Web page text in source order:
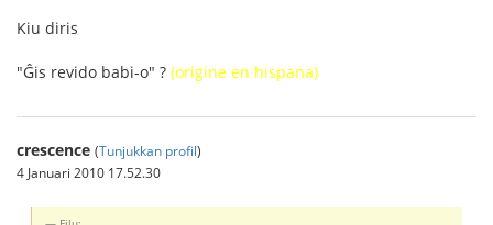
Kiu diris
"Ĝis revido babi-o" ? (origine en hispana)
crescence (Tunjukkan profil)
4 Januari 2010 17.52.30